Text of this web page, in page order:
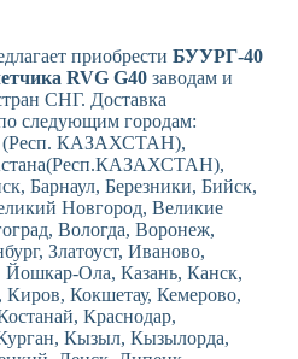
приобрести БУУРГ-40
RVG G40 заводам и
СНГ. Доставка
следующим городам:
(Респ. КАЗАХСТАН),
Барнаул, Березники, Бийск,
Новгород, Великие
Вологда, Воронеж,
Златоуст, Иваново,
Ола, Казань, Канск,
Кокшетау, Кемерово,
Краснодар,
Кызыл, Кызылорда,